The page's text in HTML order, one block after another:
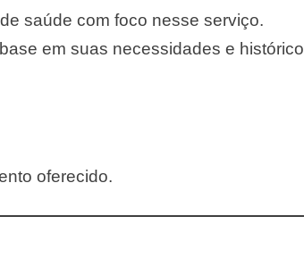
saúde com foco nesse serviço.
em suas necessidades e histórico
oferecido.